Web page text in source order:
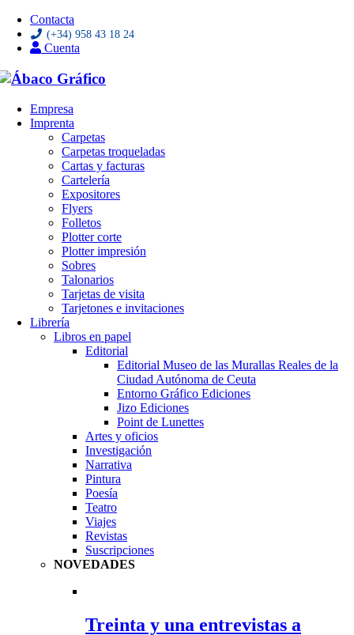
Contacta
(+34) 958 43 18 24
Cuenta
Empresa
Imprenta
Carpetas
Carpetas troqueladas
Cartas y facturas
Cartelería
Expositores
Flyers
Folletos
Plotter corte
Plotter impresión
Sobres
Talonarios
Tarjetas de visita
Tarjetones e invitaciones
Librería
Libros en papel
Editorial
Editorial Museo de las Murallas Reales de la
Ciudad Autónoma de Ceuta
Entorno Gráfico Ediciones
Jizo Ediciones
Point de Lunettes
Artes y oficios
Investigación
Narrativa
Pintura
Poesía
Teatro
Viajes
Revistas
Suscripciones
NOVEDADES
Treinta y una entrevistas a